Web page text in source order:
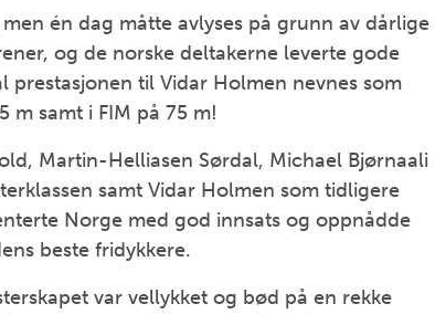
én dag måtte avlyses på grunn av dårlige
og de norske deltakerne leverte gode
prestasjonen til Vidar Holmen nevnes som
m samt i FIM på 75 m!
Martin-Helliasen Sørdal, Michael Bjørnaali
samt Vidar Holmen som tidligere
Norge med god innsats og oppnådde
beste fridykkere.
var vellykket og bød på en rekke